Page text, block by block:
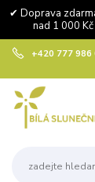
✔ Doprava
nad 1 000
+420 777 986